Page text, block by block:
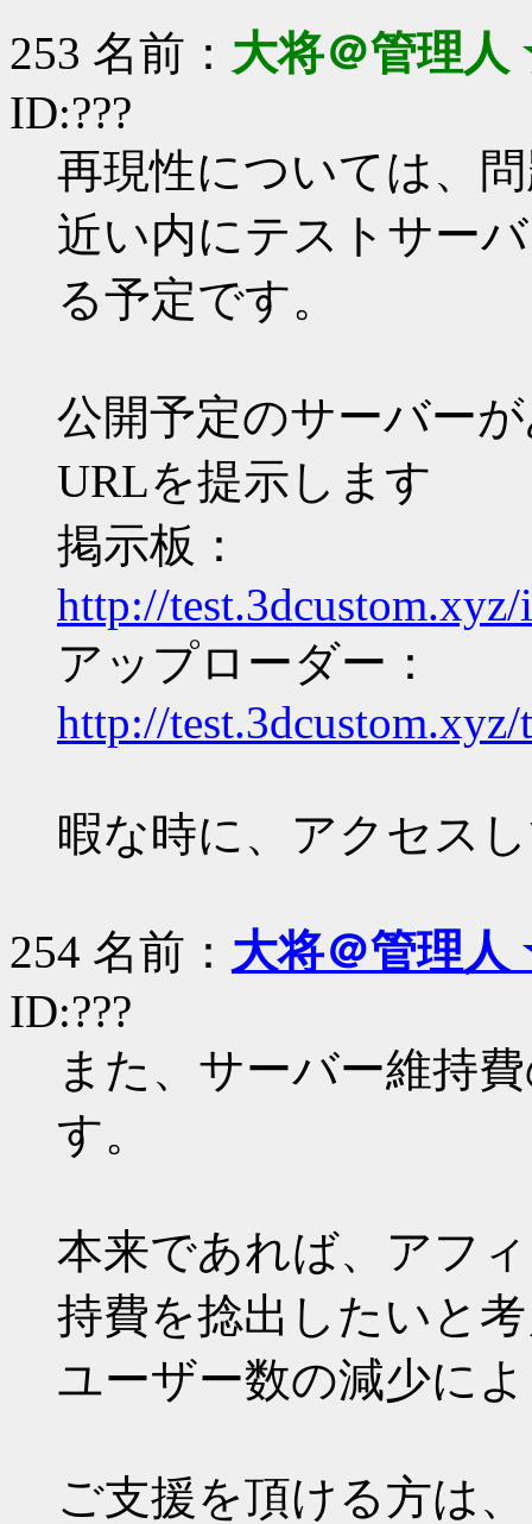
253 名前： 大将＠管理
ID:???
再現性については、
近い内にテストサー
る予定です。
公開予定のサーバー
URLを提示します
掲示板：
http://
アップローダー：
http://
暇な時に、アクセス
254 名前： 大将＠管理
ID:???
また、サーバー維持
す。
本来であれば、アフ
持費を捻出したいと
ユーザー数の減少に
ご支援を頂ける方は、